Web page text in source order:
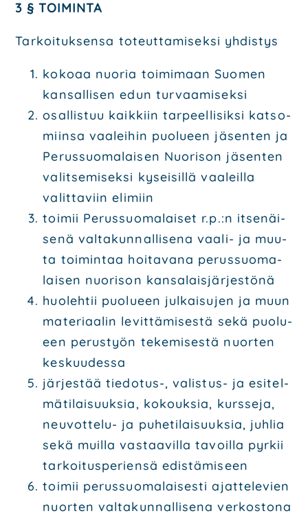
3 § TOI­MIN­TA
Tar­koi­tuk­sen­sa toteut­ta­mi­sek­si yhdis­tys
koko­aa nuo­ria toi­mi­maan Suo­men
kan­sal­li­sen edun tur­vaa­mi­sek­si
osal­lis­tuu kaik­kiin tar­peel­li­sik­si kat­so­
miin­sa vaa­lei­hin puo­lu­een jäsen­ten ja
Perus­suo­ma­lai­sen Nuo­ri­son jäsen­ten
valit­se­mi­sek­si kysei­sil­lä vaa­leil­la
valit­ta­viin eli­miin
toi­mii Perus­suo­ma­lai­set r.p.:n itse­näi­
se­nä val­ta­kun­nal­li­se­na vaa­li- ja muu­
ta toi­min­taa hoi­ta­va­na perus­suo­ma­
lai­sen nuo­ri­son kan­sa­lais­jär­jes­tö­nä
huo­leh­tii puo­lu­een jul­kai­su­jen ja muun
mate­ri­aa­lin levit­tä­mi­ses­tä sekä puo­lu­
een perus­työn teke­mi­ses­tä nuor­ten
kes­kuu­des­sa
jär­jes­tää tie­do­tus-, valis­tus- ja esi­tel­
mä­ti­lai­suuk­sia, kokouk­sia, kurs­se­ja,
neu­vot­te­lu- ja puhe­ti­lai­suuk­sia, juh­lia
sekä muil­la vas­taa­vil­la tavoil­la pyr­kii
tar­koi­tus­pe­rien­sä edis­tä­mi­seen
toi­mii perus­suo­ma­lai­ses­ti ajat­te­le­vien
nuor­ten val­ta­kun­nal­li­se­na ver­kos­to­na